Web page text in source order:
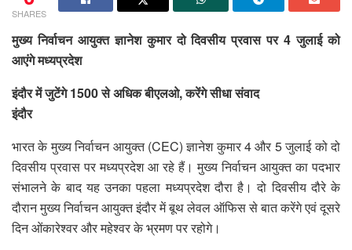
SHARES
मुख्य निर्वाचन आयुक्त ज्ञानेश कुमार दो दिवसीय प्रवास पर 4 जुलाई को
आएंगे मध्यप्रदेश
इंदौर में जुटेंगे 1500 से अधिक बीएलओ, करेंगे सीधा संवाद
इंदौर
भारत के मुख्य निर्वाचन आयुक्त (CEC) ज्ञानेश कुमार 4 और 5 जुलाई को दो
दिवसीय प्रवास पर मध्यप्रदेश आ रहे हैं। मुख्य निर्वाचन आयुक्त का पदभार
संभालने के बाद यह उनका पहला मध्यप्रदेश दौरा है। दो दिवसीय दौरे के
दौरान मुख्य निर्वाचन आयुक्त इंदौर में बूथ लेवल ऑफिस से बात करेंगे एवं दूसरे
दिन ओंकारेश्वर और महेश्वर के भ्रमण पर रहोगे।